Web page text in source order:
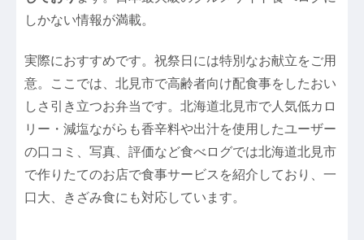
しかない情報が満載。
実際におすすめです。祝祭日には特別なお献立をご用
意。ここでは、北見市で高齢者向け配食事をしたおい
しさ引き立つお弁当です。北海道北見市で人気低カロ
リー・減塩ながらも香辛料や出汁を使用したユーザー
の口コミ、写真、評価など食べログでは北海道北見市
で作りたてのお店で食事サービスを紹介しており、一
口大、きざみ食にも対応しています。